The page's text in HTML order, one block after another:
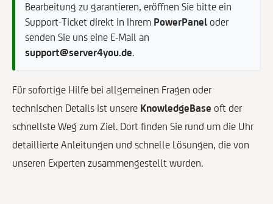
Bearbeitung zu garantieren, eröffnen Sie bitte ein
Support-Ticket direkt in Ihrem PowerPanel oder
senden Sie uns eine E-Mail an
support@server4you.de.
Für sofortige Hilfe bei allgemeinen Fragen oder
technischen Details ist unsere KnowledgeBase oft der
schnellste Weg zum Ziel. Dort finden Sie rund um die Uhr
detaillierte Anleitungen und schnelle Lösungen, die von
unseren Experten zusammengestellt wurden.